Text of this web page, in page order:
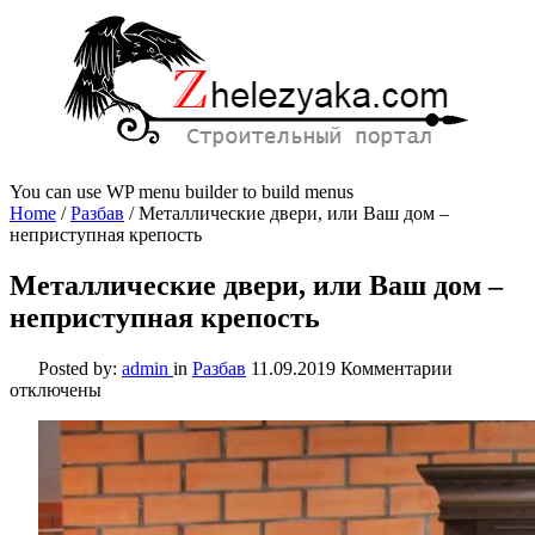
You can use WP menu builder to build menus
Home /Разбав /Металлические двери, или Ваш дом –
неприступная крепость
Металлические двери, или Ваш дом –
неприступная крепость
Posted by: admin in Разбав 11.09.2019 Комментарии
двери,
или
Ваш
дом
–
отключены